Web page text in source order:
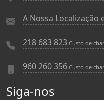
A Nossa Localização
218 683 823 Custo de
960 260 356 Custo de
Siga-nos